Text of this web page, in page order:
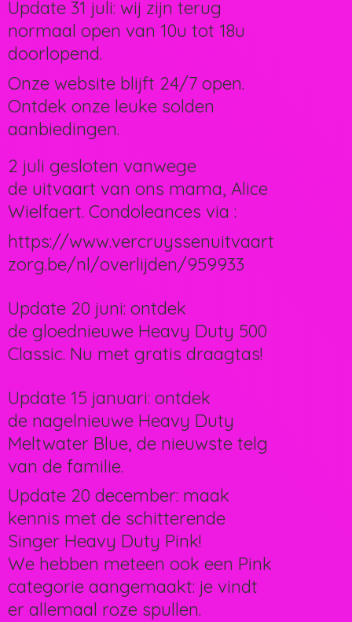
Update 31 juli: wij zijn terug
normaal open van 10u tot 18u
doorlopend.
Onze website blijft 24/7 open.
Ontdek onze leuke solden
aanbiedingen.
2 juli gesloten vanwege
de uitvaart van ons mama, Alice
Wielfaert. Condoleances via :
https://www.vercruyssenuitvaart
zorg.be/nl/overlijden/959933
Update 20 juni: ontdek
de gloednieuwe Heavy Duty 500
Classic. Nu met gratis draagtas!
Update 15 januari: ontdek
de nagelnieuwe Heavy Duty
Meltwater Blue, de nieuwste telg
van de familie.
Update 20 december: maak
kennis met de schitterende
Singer Heavy Duty Pink!
We hebben meteen ook een Pink
categorie aangemaakt: je vindt
er allemaal roze spullen.